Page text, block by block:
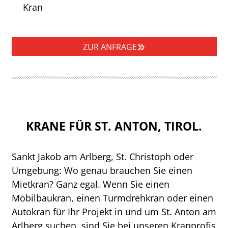
Kran
ZUR ANFRAGE
KRANE FÜR ST. ANTON, TIROL.
Sankt Jakob am Arlberg, St. Christoph oder
Umgebung: Wo genau brauchen Sie einen
Mietkran? Ganz egal. Wenn Sie einen
Mobilbaukran, einen Turmdrehkran oder einen
Autokran für Ihr Projekt in und um St. Anton am